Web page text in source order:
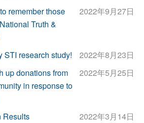
remember those
Truth &
2022年9月27日
STI research study!
2022年8月23日
up donations from
in response to
2022年5月25日
Results 2022年3月14日